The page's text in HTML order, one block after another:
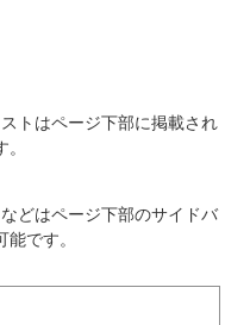
トはページ下部に掲載され
どはページ下部のサイドバ
能です。